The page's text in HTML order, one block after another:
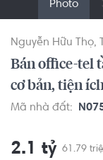
Photo
Nguyễn Hữu Thọ
Bán office-tel
cơ bản, tiện
Mã nhà đất:
2.1 tỷ 61.79